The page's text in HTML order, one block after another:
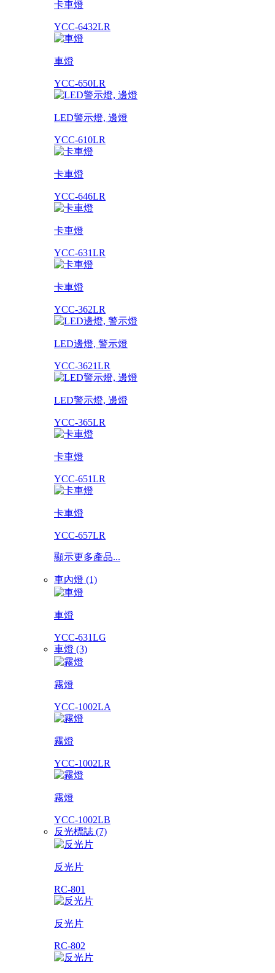
卡車燈
YCC-6432LR
車燈
YCC-650LR
LED警示燈, 邊燈
YCC-610LR
卡車燈
YCC-646LR
卡車燈
YCC-631LR
卡車燈
YCC-362LR
LED邊燈, 警示燈
YCC-3621LR
LED警示燈, 邊燈
YCC-365LR
卡車燈
YCC-651LR
卡車燈
YCC-657LR
顯示更多產品...
車內燈 (1)
車燈
YCC-631LG
車燈 (3)
霧燈
YCC-1002LA
霧燈
YCC-1002LR
霧燈
YCC-1002LB
反光標誌 (7)
反光片
RC-801
反光片
RC-802